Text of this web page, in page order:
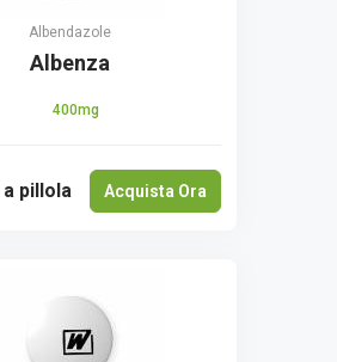
Albendazole
Albenza
400mg
a pillola Acquista Ora